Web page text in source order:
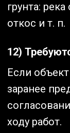
грунта:
откос и т. п.
12)
Если
заранее
ходу работ.